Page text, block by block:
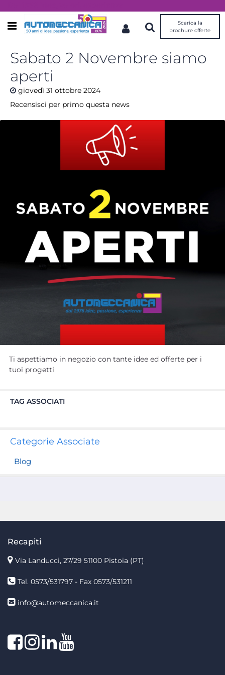
Open menu
Scarica la
brochure offerte
Sabato 2 Novembre siamo
aperti
giovedì 31 ottobre 2024
Recensisci per primo questa news
Ti aspettiamo in negozio con tante idee ed offerte per i
tuoi progetti
TAG ASSOCIATI
Categorie Associate
Blog
Recapiti
Via Landucci, 27/29 51100 Pistoia (PT)
Tel. 0573/531797 - Fax 0573/531211
info@automeccanica.it
FacebookInstagram
linkedin